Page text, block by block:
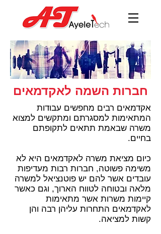
חברות השמה לאקדמאים
אקדמאים רבים מחפשים עבודות
המתאימות למסגרתם ומתקשים למצוא
משרה שבאמת תתאים לתקופתם
בחיים.
כיום מציאת משרה לאקדמאים היא לא
משימה פשוטה, חברות רבות מעדיפות
עובדים אשר להם יש פוטנציאל למשרה
מלאה ובטוחה לטווח הארוך, וגם כאשר
קיימות משרות אשר מתאימות
לאקדמאים התחרות עליהן רבה והן
קשות למציאה.